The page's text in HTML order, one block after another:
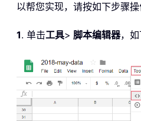
以帮您实现，请按如下步骤操
1. 单击工具> 脚本编辑器，如